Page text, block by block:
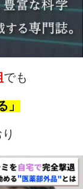
でも
」